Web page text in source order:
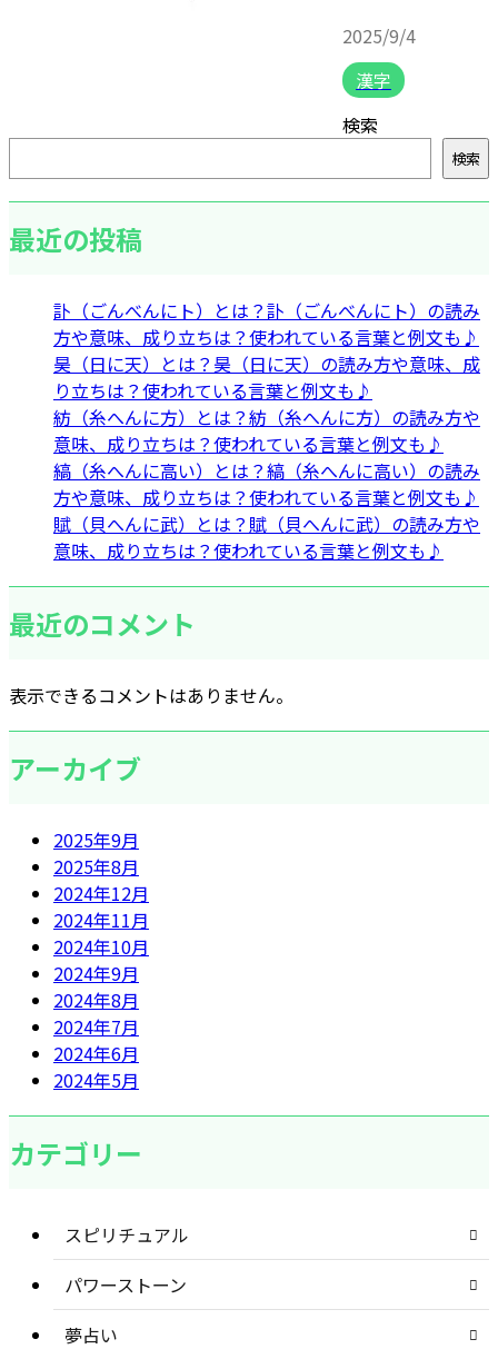
2025/9/4
漢字
検索
検索
最近の投稿
訃（ごんべんにト）とは？訃（ごんべんにト）の読み
方や意味、成り立ちは？使われている言葉と例文も♪
昊（日に天）とは？昊（日に天）の読み方や意味、成
り立ちは？使われている言葉と例文も♪
紡（糸へんに方）とは？紡（糸へんに方）の読み方や
意味、成り立ちは？使われている言葉と例文も♪
縞（糸へんに高い）とは？縞（糸へんに高い）の読み
方や意味、成り立ちは？使われている言葉と例文も♪
賦（貝へんに武）とは？賦（貝へんに武）の読み方や
意味、成り立ちは？使われている言葉と例文も♪
最近のコメント
表示できるコメントはありません。
アーカイブ
2025年9月
2025年8月
2024年12月
2024年11月
2024年10月
2024年9月
2024年8月
2024年7月
2024年6月
2024年5月
カテゴリー
スピリチュアル
パワーストーン
夢占い